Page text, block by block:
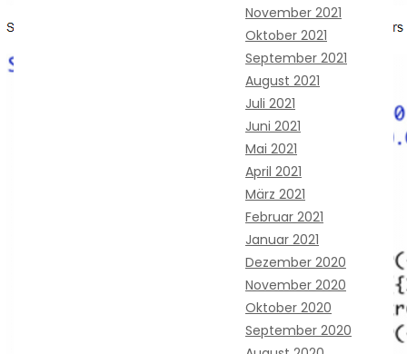
November 2021
Oktober 2021
September 2021
August 2021
Juli 2021
Juni 2021
Mai 2021
April 2021
März 2021
Februar 2021
Januar 2021
Dezember 2020
November 2020
Oktober 2020
September 2020